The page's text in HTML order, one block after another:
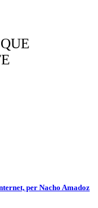
per Nacho Amadoz